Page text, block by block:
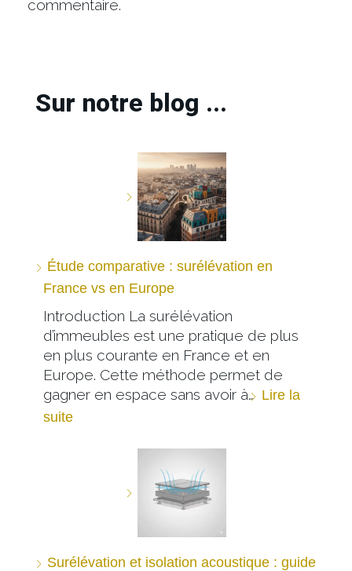
commentaire.
Sur notre blog ...
Étude comparative : surélévation en
France vs en Europe
Introduction La surélévation
d’immeubles est une pratique de plus
en plus courante en France et en
Europe. Cette méthode permet de
gagner en espace sans avoir à… Lire la
suite
Surélévation et isolation acoustique : guide